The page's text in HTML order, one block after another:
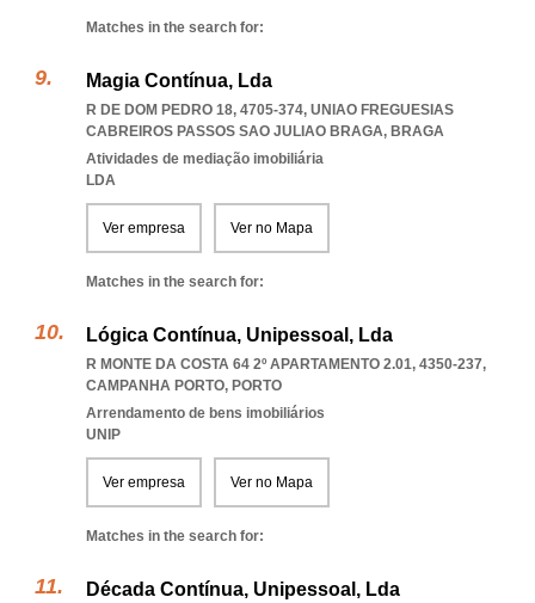
Matches in the search for:
Magia Contínua, Lda
R DE DOM PEDRO 18, 4705-374, UNIAO FREGUESIAS
CABREIROS PASSOS SAO JULIAO BRAGA, BRAGA
Atividades de mediação imobiliária
LDA
Ver empresa Ver no Mapa
Matches in the search for:
Lógica Contínua, Unipessoal, Lda
R MONTE DA COSTA 64 2º APARTAMENTO 2.01, 4350-237,
CAMPANHA PORTO, PORTO
Arrendamento de bens imobiliários
UNIP
Ver empresa Ver no Mapa
Matches in the search for:
Década Contínua, Unipessoal, Lda